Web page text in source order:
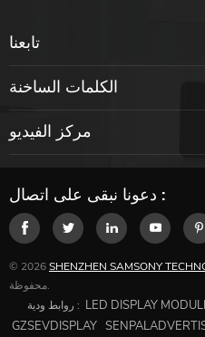
تابعنا
الكلمات الساخنة
مركز الفيديو
دعونا نبقى على اتصال :
© 2026SHENZHEN SAMSONY
محفوظة.
روابط ودية : LED DISPLAY
GZSEVDISPLAY